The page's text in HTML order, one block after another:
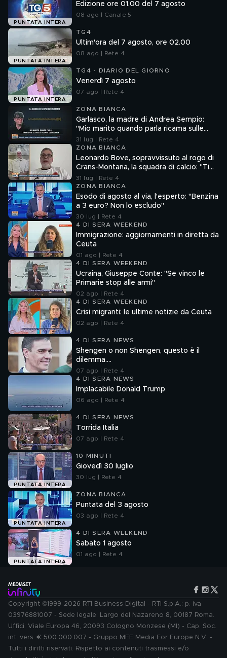
PUNTATA INTERA
Edizione ore 01.00 del 7 agosto
08 ago | Canale 5
PUNTATA INTERA
TG4
Ultim'ora del 7 agosto, ore 02.00
08 ago | Rete 4
PUNTATA INTERA
TG4 - DIARIO DEL GIORNO
Venerdì 7 agosto
07 ago | Rete 4
ZONA BIANCA
Garlasco, la madre di Andrea Sempio:
"Mio marito quando parla ricama sulle
cose"
31 lug | Rete 4
ZONA BIANCA
Leonardo Bove, sopravvissuto al rogo di
Crans-Montana, la squadra di calcio: "Ti
aspettiamo"
31 lug | Rete 4
ZONA BIANCA
Esodo di agosto al via, l'esperto: "Benzina
a 3 euro? Non lo escludo"
30 lug | Rete 4
4 DI SERA WEEKEND
Immigrazione: aggiornamenti in diretta da
Ceuta
01 ago | Rete 4
4 DI SERA WEEKEND
Ucraina, Giuseppe Conte: "Se vinco le
Primarie stop alle armi"
02 ago | Rete 4
4 DI SERA WEEKEND
Crisi migranti: le ultime notizie da Ceuta
02 ago | Rete 4
4 DI SERA NEWS
Shengen o non Shengen, questo è il
dilemma....
07 ago | Rete 4
4 DI SERA NEWS
Implacabile Donald Trump
06 ago | Rete 4
4 DI SERA NEWS
Torrida Italia
07 ago | Rete 4
PUNTATA INTERA
10 MINUTI
Giovedì 30 luglio
30 lug | Rete 4
PUNTATA INTERA
ZONA BIANCA
Puntata del 3 agosto
03 ago | Rete 4
PUNTATA INTERA
4 DI SERA WEEKEND
Sabato 1 agosto
01 ago | Rete 4
Copyright ©1999-2026 RTI Business Digital - RTI S.p.A.: p. iva
03976881007 - Sede legale: Largo del Nazareno 8, 00187 Roma.
Uffici: Viale Europa 46, 20093 Cologno Monzese (MI) - Cap. Soc.
int. vers. € 500.000.007 - Gruppo MFE Media For Europe N.V. -
Tutti i diritti riservati. Rispetto ai contenuti trasmessi e/o